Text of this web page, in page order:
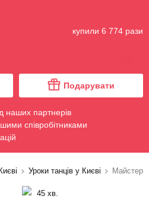
купили 6 774 рази
Подарувати
наших партнерів
співробітниками
Уроки танців у Києві Майстер-
45 хв.